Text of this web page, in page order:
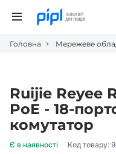
Головна Мережеве
Ruijie Reyee
PoE - 18-
комутатор
Є в наявності Код товару: